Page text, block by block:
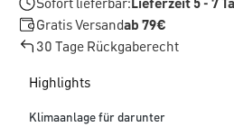
Sofort lieferbar:Lieferzeit 5 - 7
Gratis Versandab 79€
30 Tage Rückgaberecht
Highlights
Klimaanlage für darunter